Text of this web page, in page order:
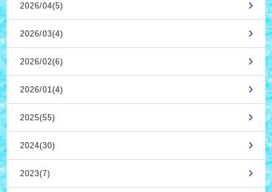
2026/04(5)
2026/03(4)
2026/02(6)
2026/01(4)
2025(55)
2024(30)
2023(7)